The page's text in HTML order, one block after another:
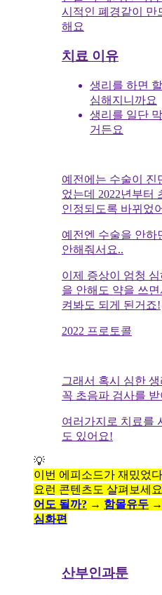
시적인 폐경같이 만
해요
치료 이유
생리를 하면
심해지니까요
생리를 일단
거든요
예전에는 수술이 진
었는데 2022년부터
인정되도록 바뀌었
예전엔 수술을 안하
안해줘서요..
이제 증상이 엄청
을 안해도 약을 쓰면
켜봐도 되게 된거죠!
2022 프로토콜
그래서 혹시 심한
꼭 초음파 검사를
여러가지로 치료를
도 있어요!
💡
이번 에피소드가 재밌었
요런 콘텐츠도 살펴보세
어도 될까? → 함몰유두 →
심화편
산부인과툰